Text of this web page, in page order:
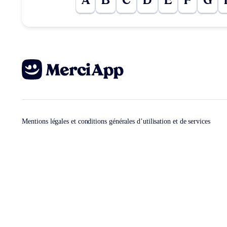
Mentions légales et conditions générales d’utilisation et de services